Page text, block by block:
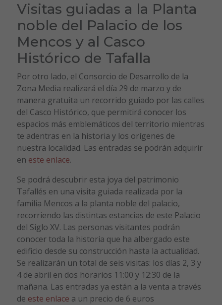
Visitas guiadas a la Planta
noble del Palacio de los
Mencos y al Casco
Histórico de Tafalla
Por otro lado, el Consorcio de Desarrollo de la
Zona Media realizará el día 29 de marzo y de
manera gratuita un recorrido guiado por las calles
del Casco Histórico, que permitirá conocer los
espacios más emblemáticos del territorio mientras
te adentras en la historia y los orígenes de
nuestra localidad. Las entradas se podrán adquirir
en este enlace.
Se podrá descubrir esta joya del patrimonio
Tafallés en una visita guiada realizada por la
familia Mencos a la planta noble del palacio,
recorriendo las distintas estancias de este Palacio
del Siglo XV. Las personas visitantes podrán
conocer toda la historia que ha albergado este
edificio desde su construcción hasta la actualidad.
Se realizarán un total de seis visitas: los días 2, 3 y
4 de abril en dos horarios 11:00 y 12:30 de la
mañana. Las entradas ya están a la venta a través
de este enlace a un precio de 6 euros